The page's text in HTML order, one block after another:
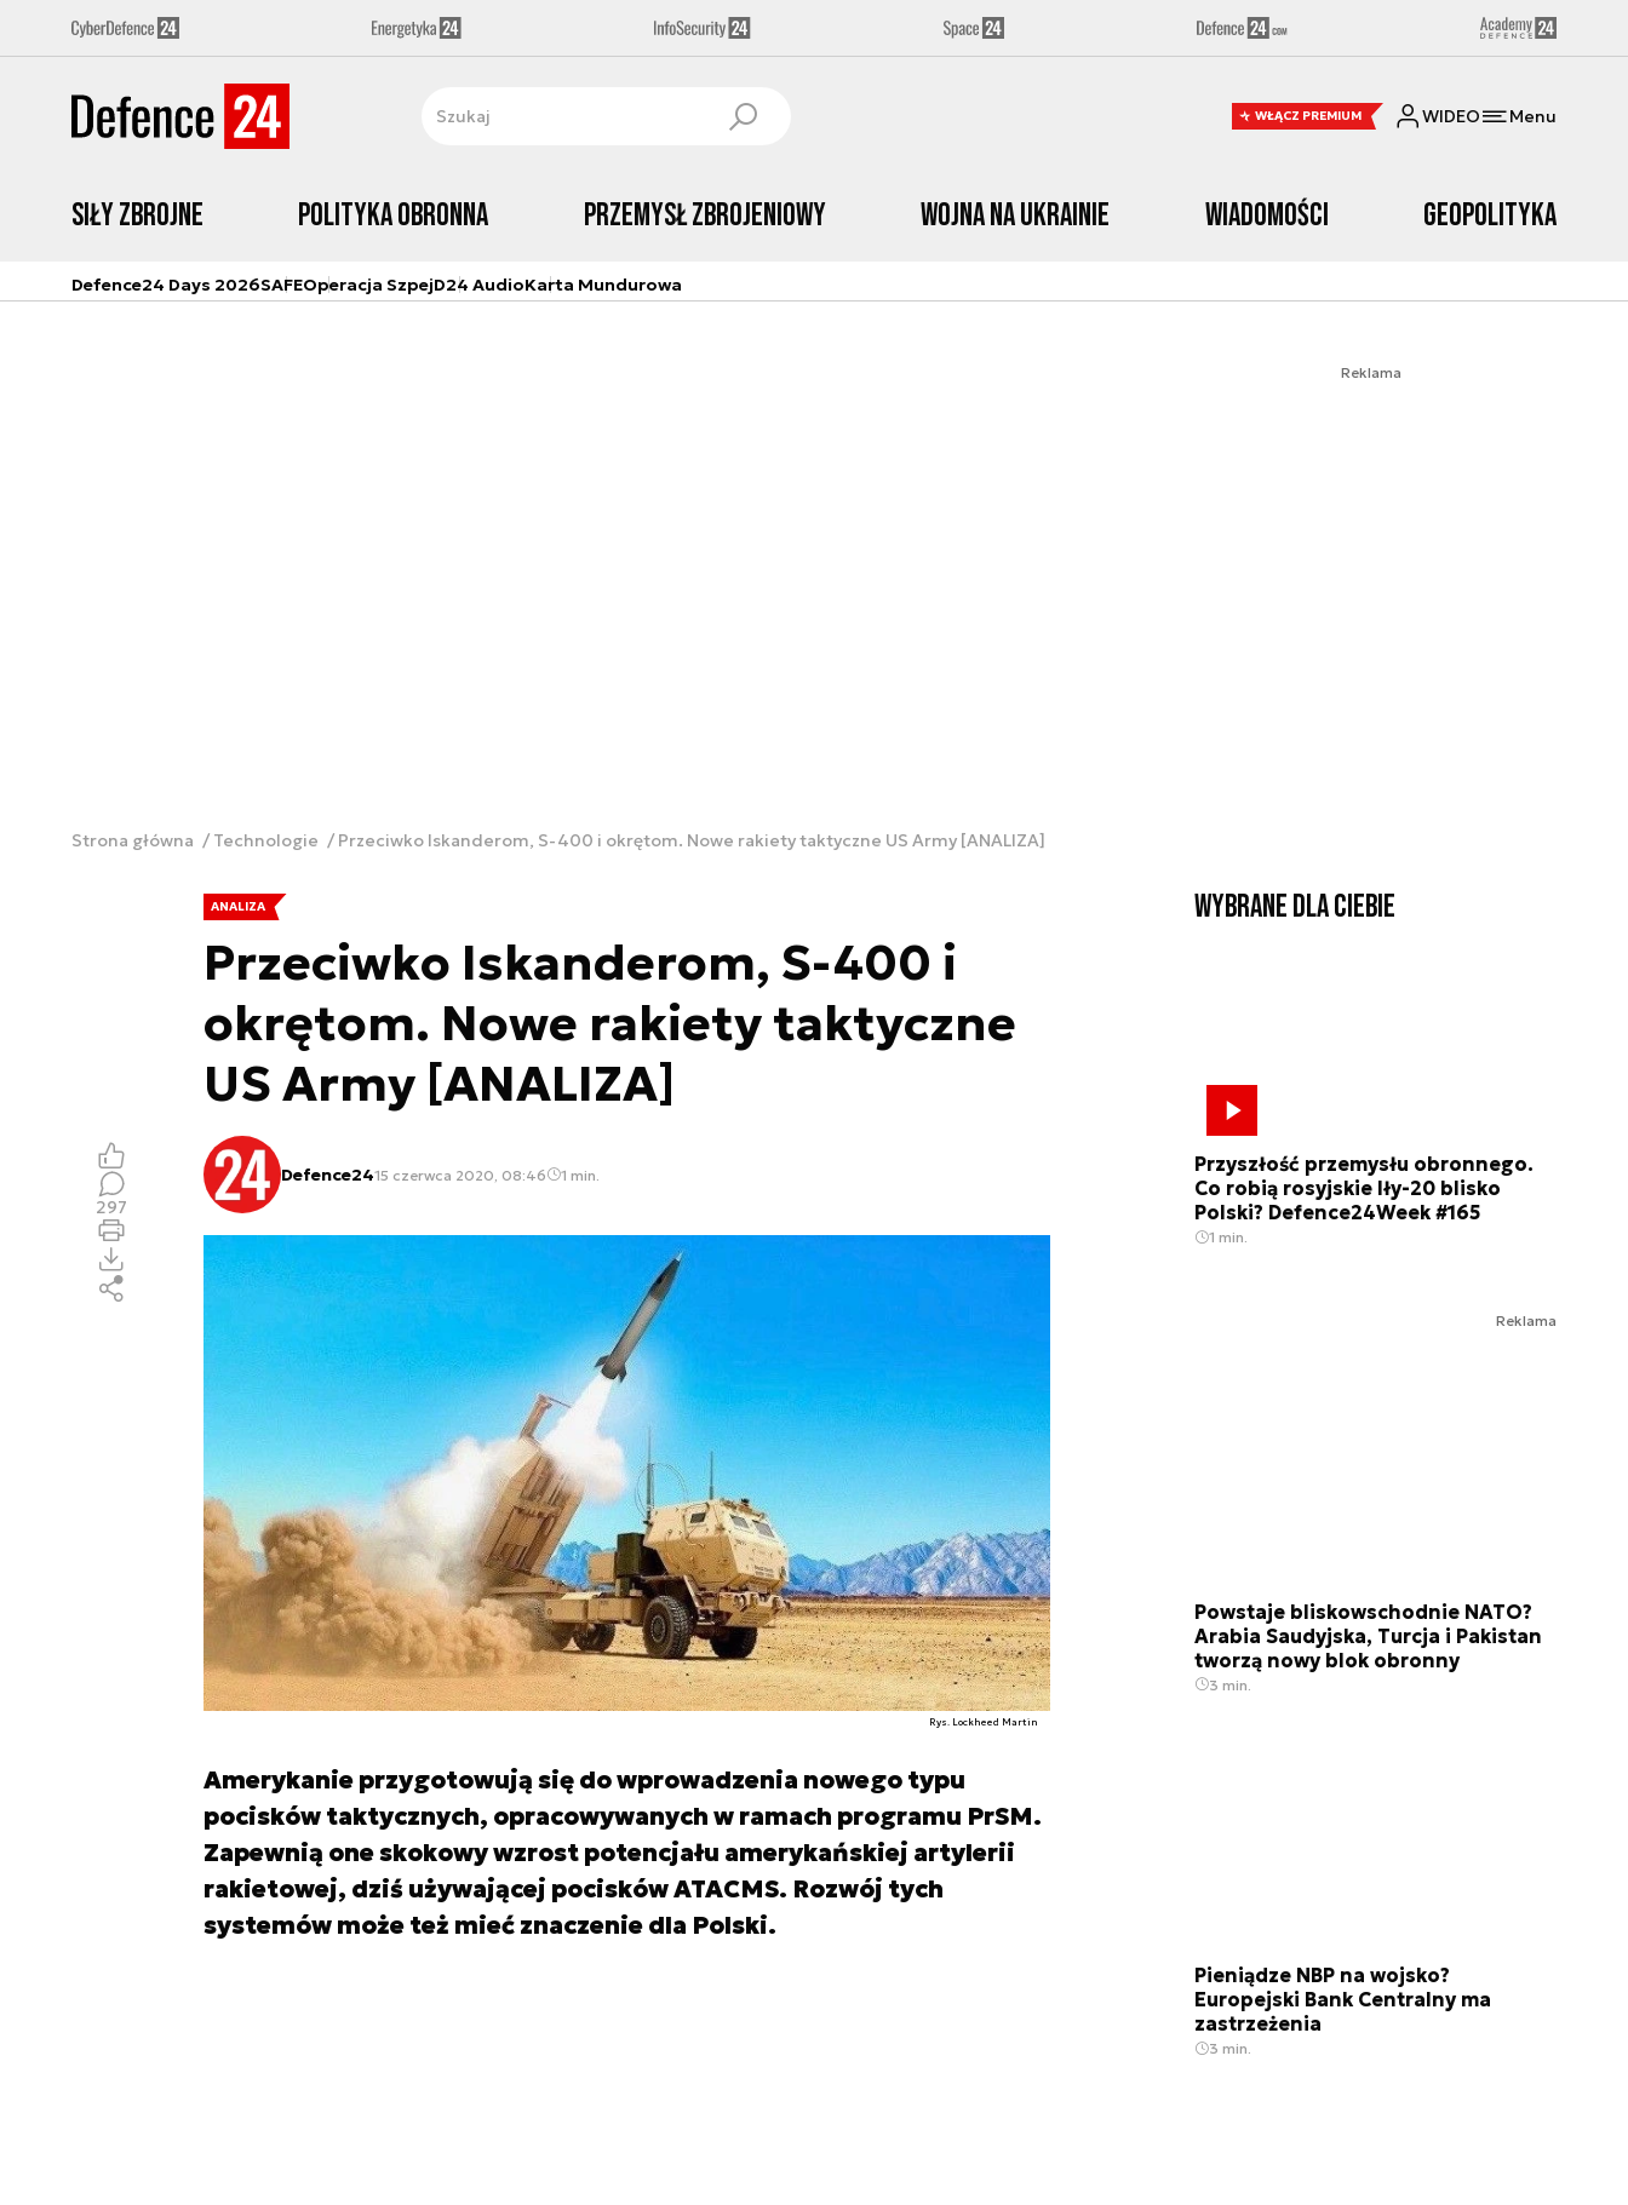
WŁĄCZ PREMIUM WIDEO Menu
Siły zbrojne Polityka obronna Przemysł Zbrojeniowy Wojna na Ukrainie Wiadomości Geopolityka
Defence24 Days 2026SAFEOperacja SzpejD24 AudioKarta Mundurowa
Reklama
Strona główna Technologie Przeciwko Iskanderom, S-400 i okrętom. Nowe rakiety taktyczne US Army [ANALIZA]
ANALIZA
Przeciwko Iskanderom, S-400 i
okrętom. Nowe rakiety taktyczne
US Army [ANALIZA]
Defence2415 czerwca 2020, 08:46 1 min.
Rys. Lockheed Martin
Amerykanie przygotowują się do wprowadzenia nowego typu
pocisków taktycznych, opracowywanych w ramach programu PrSM.
Zapewnią one skokowy wzrost potencjału amerykańskiej artylerii
rakietowej, dziś używającej pocisków ATACMS. Rozwój tych
systemów może też mieć znaczenie dla Polski.
297
Wybrane dla Ciebie
Przyszłość przemysłu obronnego.
Co robią rosyjskie Iły-20 blisko
Polski? Defence24Week #165
1 min.
Reklama
Powstaje bliskowschodnie NATO?
Arabia Saudyjska, Turcja i Pakistan
tworzą nowy blok obronny
3 min.
Pieniądze NBP na wojsko?
Europejski Bank Centralny ma
zastrzeżenia
3 min.